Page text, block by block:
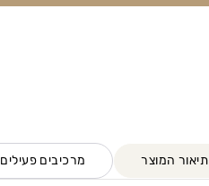
תיאור המוצר מרכיבים פעילים